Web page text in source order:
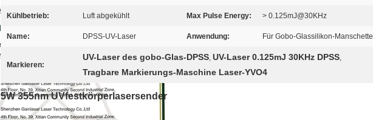
Kühlbetrieb: Luft abgekühlt Max Pulse Energy: > 0.125mJ@30KHz
Name: DPSS-UV-Laser Anwendung: Für Gobo-Glassilikon-Manschette
Markieren:
UV-Laser des gobo-Glas-DPSS, UV-Laser 0.125mJ 30KHz DPSS,
Tragbare Markierungs-Maschine Laser-YVO4
5W 355nm UVfestkörperlasersender